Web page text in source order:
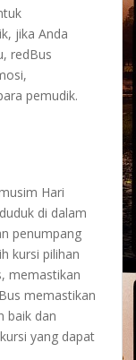
jika Anda
redBus
pemudik.
Hari
di dalam
penumpang
kursi pilihan
memastikan
memastikan
baik dan
yang dapat